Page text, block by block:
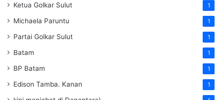
Ketua Golkar Sulut 1
Michaela Paruntu 1
Partai Golkar Sulut 1
Batam 1
BP Batam 1
Edison Tamba. Kanan 1